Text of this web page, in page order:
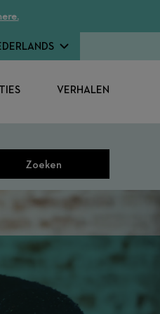
VERHALEN
Zoeken